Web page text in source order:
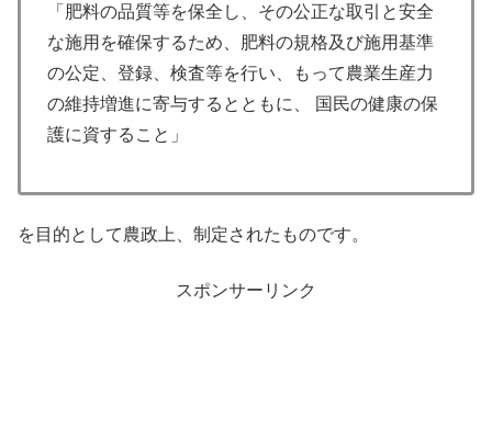
「肥料の品質等を保全し、その公正な取引と安全
な施用を確保するため、肥料の規格及び施用基準
の公定、登録、検査等を行い、もって農業生産力
の維持増進に寄与するとともに、 国民の健康の保
護に資すること」
を目的として農政上、制定されたものです。
スポンサーリンク